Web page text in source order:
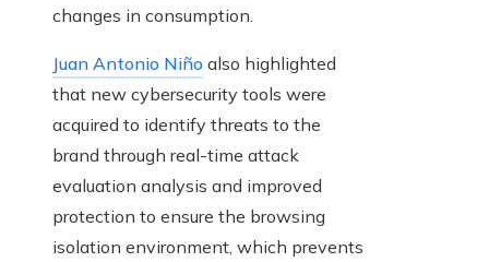
changes in consumption.
Juan Antonio Niño also highlighted
that new cybersecurity tools were
acquired to identify threats to the
brand through real-time attack
evaluation analysis and improved
protection to ensure the browsing
isolation environment, which prevents